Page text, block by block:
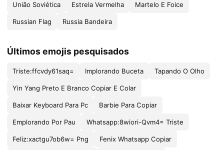
União Soviética Estrela Vermelha Martelo E Foice
Russian Flag Russia Bandeira
Últimos emojis pesquisados
Triste:ffcvdy61saq= Implorando Buceta Tapando O Olho
Yin Yang Preto E Branco Copiar E Colar
Baixar Keyboard Para Pc Barbie Para Copiar
Emplorando Por Pau Whatsapp:8wiori-Qvm4= Triste
Feliz:xactgu7ob6w= Png Fenix Whatsapp Copiar